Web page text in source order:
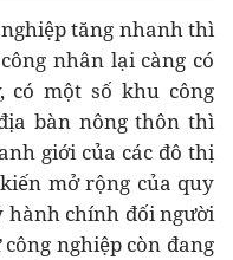
tăng nhanh thì
nhân lại càng có
có một số khu công
bàn nông thôn thì
giới của các đô thị
mở rộng của quy
hành chính đối người
nghiệp còn đang